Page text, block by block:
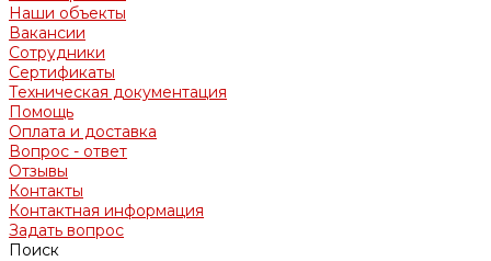
Наши объекты
Вакансии
Сотрудники
Сертификаты
Техническая документация
Помощь
Оплата и доставка
Вопрос - ответ
Отзывы
Контакты
Контактная информация
Задать вопрос
Поиск